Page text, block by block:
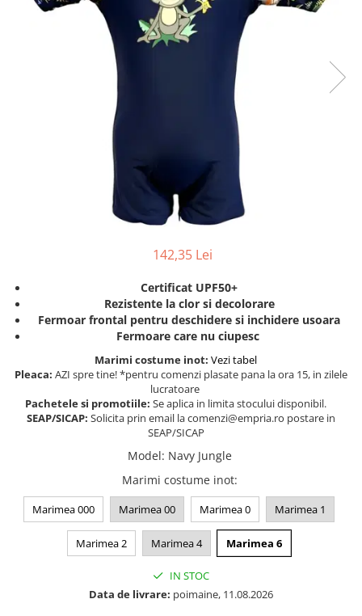
Protectii utile
Poarta siguranta copii
Deflectoare pentru aer conditionat
Casti antifonice pentru copii si
Echipament protectie bicicleta si
Accesorii auto copii
Palarii protectie UV
Accesorii plaja
Puericultura mare
Somnul bebelusului
Carucioare si scaune auto
Tarcuri copii / bebelusi
Ingrijire bebe si mama
Igiena si ingrijire bebelusi
Accesorii bebelusi / nou-nascuti
Perne si saltele bebelusi
Baia bebelusului
142,35 Lei
Certificat UPF50+
Rezistente la clor si decolorare
Fermoar frontal pentru deschidere si inchidere usoara
Fermoare care nu ciupesc
Marimi costume inot: Vezi tabel
Pleaca: AZI spre tine! *pentru comenzi plasate pana la ora 15, in zilele
lucratoare
Pachetele si promotiile: Se aplica in limita stocului disponibil.
SEAP/SICAP: Solicita prin email la comenzi@empria.ro postare in
SEAP/SICAP
Model: Navy Jungle
Marimi costume inot:
Marimea 000 Marimea 00 Marimea 0 Marimea 1
Marimea 2 Marimea 4 Marimea 6
IN STOC
Data de livrare: poimaine, 11.08.2026